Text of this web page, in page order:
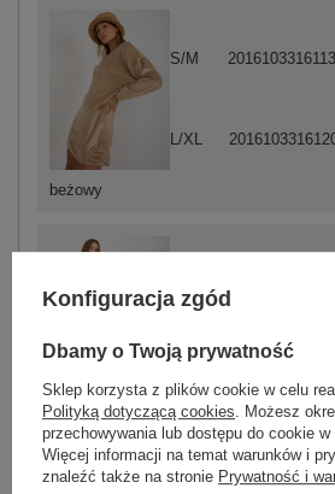
beżowy
S/M 2016103316113
L/XL
fioletowy
Zobacz wszystkie
Konfiguracja zgód
Dbamy o Twoją prywatność
Sklep korzysta z plików cookie w celu
Polityką dotyczącą cookies . Możesz
przechowywania lub dostępu do cookie w
Więcej informacji na temat warunków i
znaleźć także na stronie Prywatność i